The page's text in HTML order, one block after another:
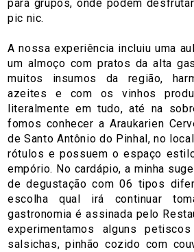
para grupos, onde podem
pic nic.
A nossa experiência incluiu uma
um almoço com pratos da alta
muitos insumos da região,
azeites e com os vinhos
literalmente em tudo, até na
fomos conhecer a Araukarien
de Santo Antônio do Pinhal, no
rótulos e possuem o espaço
empório. No cardápio, a minha
de degustação com 06 tipos
escolha qual irá continuar
gastronomia é assinada pelo
experimentamos alguns
salsichas, pinhão cozido com